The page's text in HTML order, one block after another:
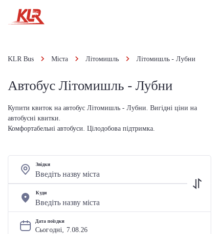
KLR Bus Міста Літомишль Літомишль - Лубни
Автобус Літомишль - Лубни
Купити квиток на автобус Літомишль - Лубни. Вигідні ціни на
автобусні квитки.
Комфортабельні автобуси. Цілодобова підтримка.
Звідки
Куди
Дата поїздки
Сьогодні, 7.08.26